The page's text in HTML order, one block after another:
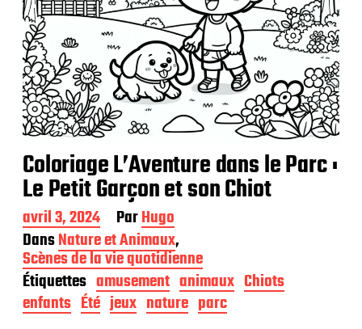
Coloriage L’Aventure dans le Parc :
Le Petit Garçon et son Chiot
D
a
t
e
d
e
p
avril 3, 2024 ParHugo
DansNature et Animaux,
Scènes de la vie quotidienne
Étiquettes amusement animaux Chiots
enfants Été jeux nature parc